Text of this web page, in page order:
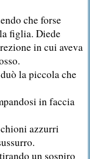
che forse
figlia. Diede
in cui aveva
la piccola che
in faccia
azzurri
un sospiro